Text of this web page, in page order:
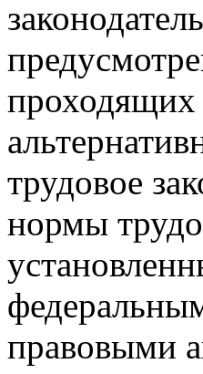
трудовое
нормы
правовыми